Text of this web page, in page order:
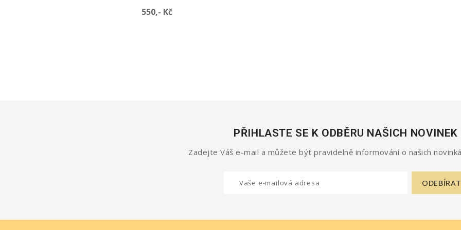
550,- KčCena
PŘIHLASTE SE K ODBĚRU NAŠICH NOVINEK
Zadejte Váš e-mail a můžete být pravidelně informování o našich